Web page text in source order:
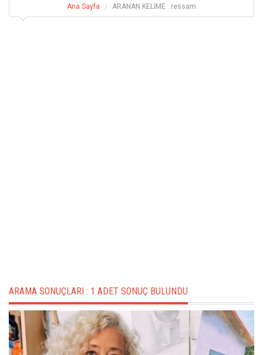
Ana Sayfa ARANAN KELİME : ressam
ARAMA SONUÇLARI : 1 ADET SONUÇ BULUNDU